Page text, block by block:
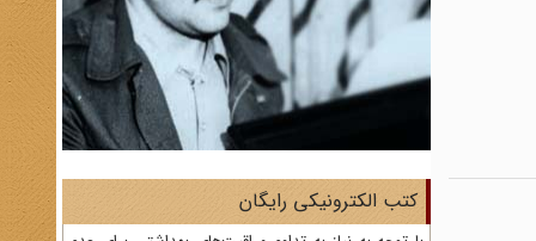
کتب الکترونیکی رایگان